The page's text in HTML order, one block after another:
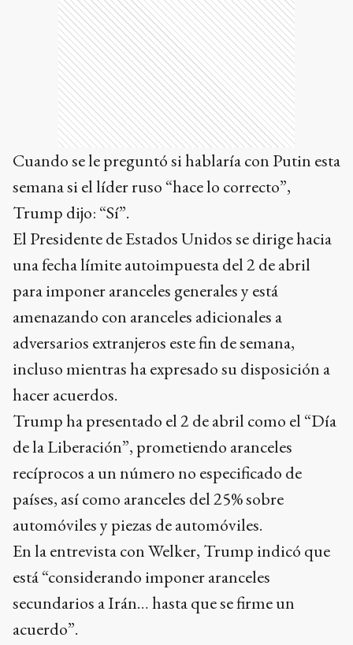
Cuando se le preguntó si hablaría con Putin esta
semana si el líder ruso “hace lo correcto”,
Trump dijo: “Sí”.
El Presidente de Estados Unidos se dirige hacia
una fecha límite autoimpuesta del 2 de abril
para imponer aranceles generales y está
amenazando con aranceles adicionales a
adversarios extranjeros este fin de semana,
incluso mientras ha expresado su disposición a
hacer acuerdos.
Trump ha presentado el 2 de abril como el “Día
de la Liberación”, prometiendo aranceles
recíprocos a un número no especificado de
países, así como aranceles del 25% sobre
automóviles y piezas de automóviles.
En la entrevista con Welker, Trump indicó que
está “considerando imponer aranceles
secundarios a Irán… hasta que se firme un
acuerdo”.